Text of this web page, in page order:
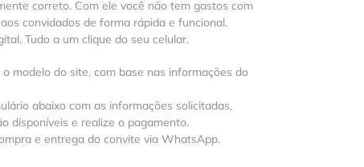
correto. Com ele você não tem gastos com
convidados de forma rápida e funcional.
Tudo a um clique do seu celular.
modelo do site, com base nas informações do
abaixo com as informações solicitadas,
disponíveis e realize o pagamento.
e entrega do convite via WhatsApp.